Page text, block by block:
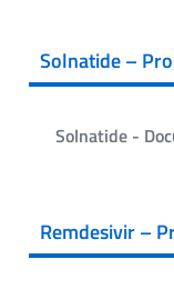
Solnatide –
Solnatide -
Remdesivir –